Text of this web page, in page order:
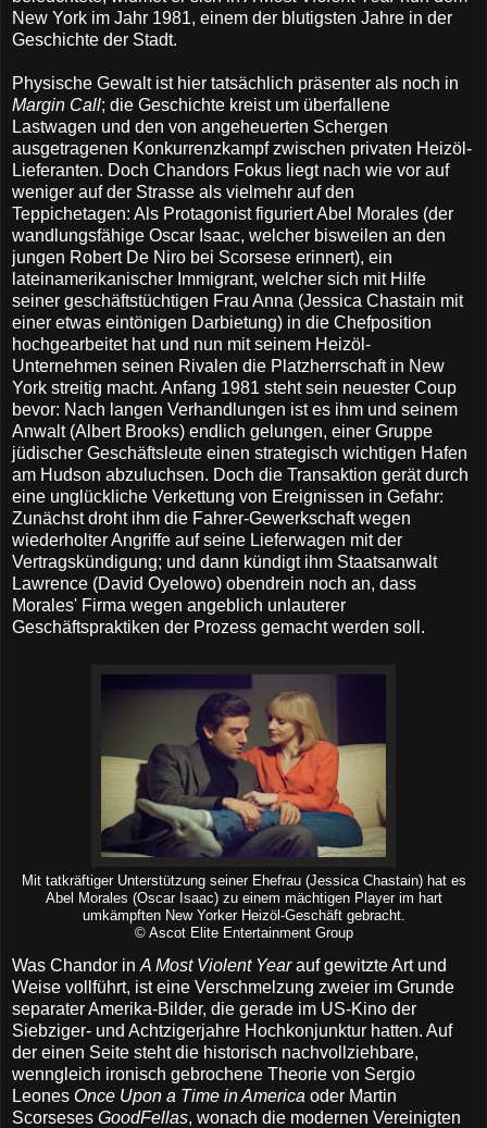
New York im Jahr 1981, einem der blutigsten Jahre in der
Geschichte der Stadt.
Physische Gewalt ist hier tatsächlich präsenter als noch in
Margin Call; die Geschichte kreist um überfallene
Lastwagen und den von angeheuerten Schergen
ausgetragenen Konkurrenzkampf zwischen privaten Heizöl-
Lieferanten. Doch Chandors Fokus liegt nach wie vor auf
weniger auf der Strasse als vielmehr auf den
Teppichetagen: Als Protagonist figuriert Abel Morales (der
wandlungsfähige Oscar Isaac, welcher bisweilen an den
jungen Robert De Niro bei Scorsese erinnert), ein
lateinamerikanischer Immigrant, welcher sich mit Hilfe
seiner geschäftstüchtigen Frau Anna (Jessica Chastain mit
einer etwas eintönigen Darbietung) in die Chefposition
hochgearbeitet hat und nun mit seinem Heizöl-
Unternehmen seinen Rivalen die Platzherrschaft in New
York streitig macht. Anfang 1981 steht sein neuester Coup
bevor: Nach langen Verhandlungen ist es ihm und seinem
Anwalt (Albert Brooks) endlich gelungen, einer Gruppe
jüdischer Geschäftsleute einen strategisch wichtigen Hafen
am Hudson abzuluchsen. Doch die Transaktion gerät durch
eine unglückliche Verkettung von Ereignissen in Gefahr:
Zunächst droht ihm die Fahrer-Gewerkschaft wegen
wiederholter Angriffe auf seine Lieferwagen mit der
Vertragskündigung; und dann kündigt ihm Staatsanwalt
Lawrence (David Oyelowo) obendrein noch an, dass
Morales' Firma wegen angeblich unlauterer
Geschäftspraktiken der Prozess gemacht werden soll.
Mit tatkräftiger Unterstützung seiner Ehefrau (Jessica Chastain) hat es
Abel Morales (Oscar Isaac) zu einem mächtigen Player im hart
umkämpften New Yorker Heizöl-Geschäft gebracht.
© Ascot Elite Entertainment Group
Was Chandor in A Most Violent Yearauf gewitzte Art und
Weise vollführt, ist eine Verschmelzung zweier im Grunde
separater Amerika-Bilder, die gerade im US-Kino der
Siebziger- und Achtzigerjahre Hochkonjunktur hatten. Auf
der einen Seite steht die historisch nachvollziehbare,
wenngleich ironisch gebrochene Theorie von Sergio
Leones Once Upon a Time in America oder Martin
Scorseses GoodFellas, wonach die modernen Vereinigten